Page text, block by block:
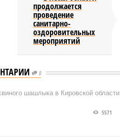
продолжается
проведение
санитарно-
оздоровительных
мероприятий
0
шашлыка в Кировской области
5571